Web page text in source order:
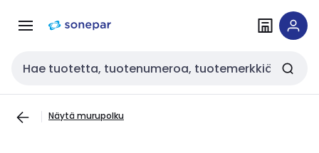
navigointiinsisältöön
Haku
Näytä murupolku